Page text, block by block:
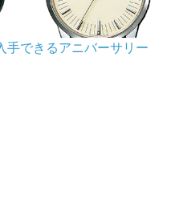
手できるアニバーサリー